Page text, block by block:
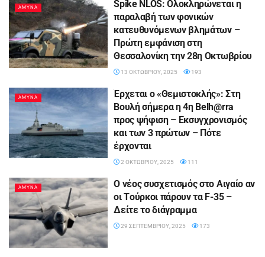
ΑΜΥΝΑ
Spike NLOS: Ολοκληρώνεται η
παραλαβή των φονικών
κατευθυνόμενων βλημάτων –
Πρώτη εμφάνιση στη
Θεσσαλονίκη την 28η Οκτωβρίου
13 ΟΚΤΩΒΡΊΟΥ, 2025 193
ΑΜΥΝΑ
Έρχεται ο «Θεμιστοκλής»: Στη
Βουλή σήμερα η 4η Belh@rra
προς ψήφιση – Εκσυγχρονισμός
και των 3 πρώτων – Πότε
έρχονται
2 ΟΚΤΩΒΡΊΟΥ, 2025 111
ΑΜΥΝΑ
O νέος συσχετισμός στο Aιγαίο αν
οι Tούρκοι πάρουν τα F-35 –
Δείτε το διάγραμμα
29 ΣΕΠΤΕΜΒΡΊΟΥ, 2025 173